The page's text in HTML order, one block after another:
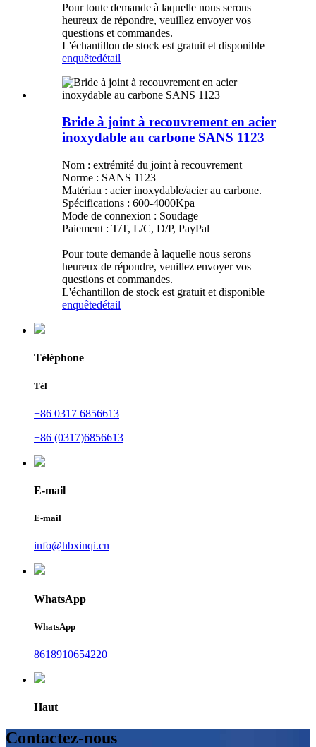
Pour toute demande à laquelle nous serons
heureux de répondre, veuillez envoyer vos
questions et commandes.
L'échantillon de stock est gratuit et disponible
enquêtedétail
Bride à joint à recouvrement en acier
inoxydable au carbone SANS 1123
Nom : extrémité du joint à recouvrement
Norme : SANS 1123
Matériau : acier inoxydable/acier au carbone.
Spécifications : 600-4000Kpa
Mode de connexion : Soudage
Paiement : T/T, L/C, D/P, PayPal
Pour toute demande à laquelle nous serons
heureux de répondre, veuillez envoyer vos
questions et commandes.
L'échantillon de stock est gratuit et disponible
enquêtedétail
Téléphone
Tél
+86 0317 6856613
+86 (0317)6856613
E-mail
E-mail
info@hbxinqi.cn
WhatsApp
WhatsApp
8618910654220
Haut
Contactez-nous